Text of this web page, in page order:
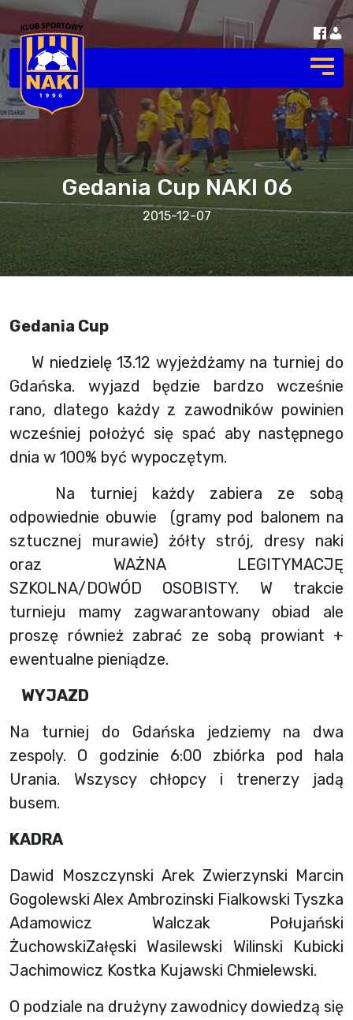
Gedania Cup NAKI 06
2015-12-07
Gedania Cup
W niedzielę 13.12 wyjeżdżamy na turniej do
Gdańska. wyjazd będzie bardzo wcześnie
rano, dlatego każdy z zawodników powinien
wcześniej położyć się spać aby następnego
dnia w 100% być wypoczętym.
Na turniej każdy zabiera ze sobą
odpowiednie obuwie (gramy pod balonem na
sztucznej murawie) żółty strój, dresy naki
oraz WAŻNA LEGITYMACJĘ
SZKOLNA/DOWÓD OSOBISTY. W trakcie
turnieju mamy zagwarantowany obiad ale
proszę również zabrać ze sobą prowiant +
ewentualne pieniądze.
WYJAZD
Na turniej do Gdańska jedziemy na dwa
zespoly. O godzinie 6:00 zbiórka pod hala
Urania. Wszyscy chłopcy i trenerzy jadą
busem.
KADRA
Dawid Moszczynski Arek Zwierzynski Marcin
Gogolewski Alex Ambrozinski Fialkowski Tyszka
Adamowicz Walczak Połujański
ŻuchowskiZałęski Wasilewski Wilinski Kubicki
Jachimowicz Kostka Kujawski Chmielewski.
O podziale na drużyny zawodnicy dowiedzą się